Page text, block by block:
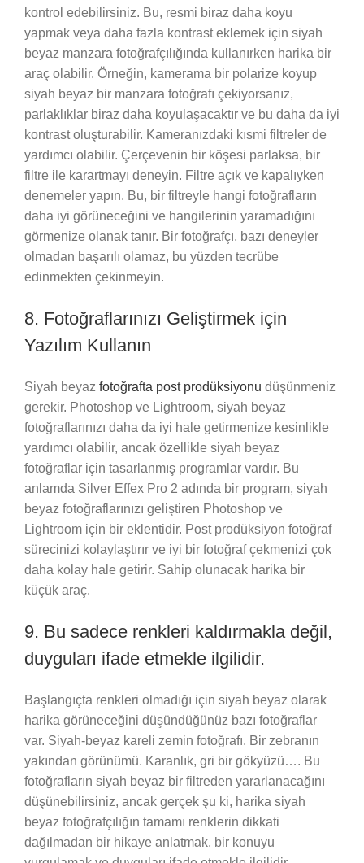
kontrol edebilirsiniz. Bu, resmi biraz daha koyu
yapmak veya daha fazla kontrast eklemek için siyah
beyaz manzara fotoğrafçılığında kullanırken harika bir
araç olabilir. Örneğin, kamerama bir polarize koyup
siyah beyaz bir manzara fotoğrafı çekiyorsanız,
parlaklıklar biraz daha koyulaşacaktır ve bu daha da iyi
kontrast oluşturabilir. Kameranızdaki kısmi filtreler de
yardımcı olabilir. Çerçevenin bir köşesi parlaksa, bir
filtre ile karartmayı deneyin. Filtre açık ve kapalıyken
denemeler yapın. Bu, bir filtreyle hangi fotoğrafların
daha iyi görüneceğini ve hangilerinin yaramadığını
görmenize olanak tanır. Bir fotoğrafçı, bazı deneyler
olmadan başarılı olamaz, bu yüzden tecrübe
edinmekten çekinmeyin.
8. Fotoğraflarınızı Geliştirmek için
Yazılım Kullanın
Siyah beyaz fotoğrafta post prodüksiyonu düşünmeniz
gerekir. Photoshop ve Lightroom, siyah beyaz
fotoğraflarınızı daha da iyi hale getirmenize kesinlikle
yardımcı olabilir, ancak özellikle siyah beyaz
fotoğraflar için tasarlanmış programlar vardır. Bu
anlamda Silver Effex Pro 2 adında bir program, siyah
beyaz fotoğraflarınızı geliştiren Photoshop ve
Lightroom için bir eklentidir. Post prodüksiyon fotoğraf
sürecinizi kolaylaştırır ve iyi bir fotoğraf çekmenizi çok
daha kolay hale getirir. Sahip olunacak harika bir
küçük araç.
9. Bu sadece renkleri kaldırmakla değil,
duyguları ifade etmekle ilgilidir.
Başlangıçta renkleri olmadığı için siyah beyaz olarak
harika görüneceğini düşündüğünüz bazı fotoğraflar
var. Siyah-beyaz kareli zemin fotoğrafı. Bir zebranın
yakından görünümü. Karanlık, gri bir gökyüzü…. Bu
fotoğrafların siyah beyaz bir filtreden yararlanacağını
düşünebilirsiniz, ancak gerçek şu ki, harika siyah
beyaz fotoğrafçılığın tamamı renklerin dikkati
dağılmadan bir hikaye anlatmak, bir konuyu